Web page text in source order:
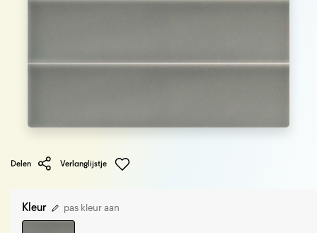
Delen Verlanglijstje
Kleur pas kleur aan